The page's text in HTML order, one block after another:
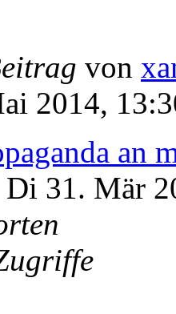
von
2014,
an
Di 31. Mär